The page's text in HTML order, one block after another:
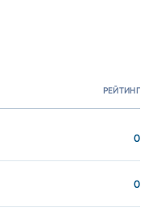
РЕЙТИНГ
0
0